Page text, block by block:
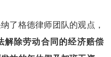
了格德律师团队的观点，
解除劳动合同的经济赔偿